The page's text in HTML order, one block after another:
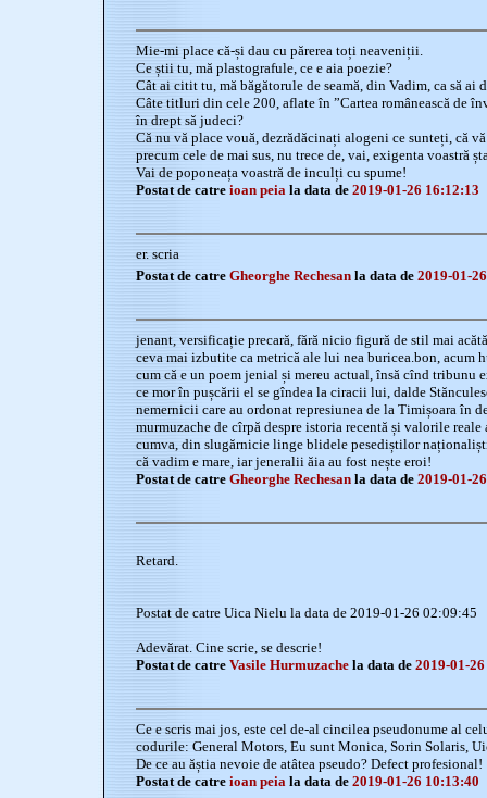
Mie-mi place că-și dau cu părerea toți neaveniții.
Ce știi tu, mă plastografule, ce e aia poezie?
Cât ai citit tu, mă băgătorule de seamă, din Vadim, ca să ai
Câte titluri din cele 200, aflate în ”Cartea românească de
în drept să judeci?
Că nu vă place vouă, dezrădăcinați alogeni ce sunteți, că
precum cele de mai sus, nu trece de, vai, exigenta voastră
Vai de poponeața voastră de inculți cu spume!
Postat de catre ioan peia la data de 2019-01-26 16:12:13
er. scria
Postat de catre Gheorghe Rechesan la data de 2019-01-
jenant, versificație precară, fără nicio figură de stil mai
ceva mai izbutite ca metrică ale lui nea buricea.bon, acum
cum că e un poem jenial și mereu actual, însă cînd tribunu
ce mor în pușcării el se gîndea la ciracii lui, dalde
nemernicii care au ordonat represiunea de la Timișoara în
murmuzache de cîrpă despre istoria recentă și valorile reale
cumva, din slugărnicie linge blidele pesediștilor
că vadim e mare, iar jeneralii ăia au fost nește eroi!
Postat de catre Gheorghe Rechesan la data de 2019-01-
Retard.
Postat de catre Uica Nielu la data de 2019-01-26 02:09:45
Adevărat. Cine scrie, se descrie!
Postat de catre Vasile Hurmuzache la data de 2019-01-
Ce e scris mai jos, este cel de-al cincilea pseudonume al
codurile: General Motors, Eu sunt Monica, Sorin Solaris,
De ce au ăștia nevoie de atâtea pseudo? Defect profesional!
Postat de catre ioan peia la data de 2019-01-26 10:13:40